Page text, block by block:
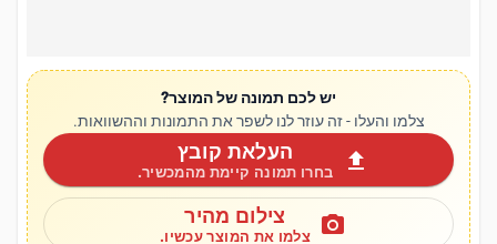
יש לכם תמונה של המוצר?
צלמו והעלו - זה עוזר לנו לשפר את התמונות וההשוואות.
upload העלאת קובץ
בחרו תמונה קיימת מהמכשיר.
photo_camera צילום מהיר
צלמו את המוצר עכשיו.